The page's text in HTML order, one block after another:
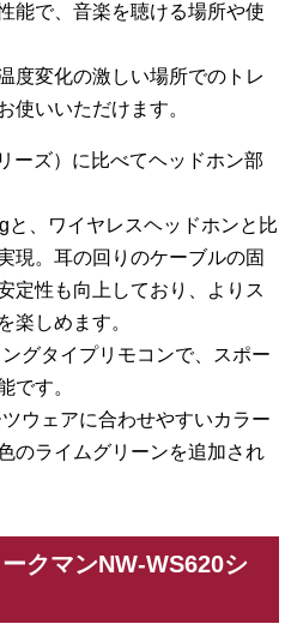
能で、音楽を聴ける場所や使
度変化の激しい場所でのトレ
使いいただけます。
ーズ）に比べてヘッドホン部
、ワイヤレスヘッドホンと比
現。耳の回りのケーブルの固
定性も向上しており、よりス
楽しめます。
グタイプリモコンで、スポー
です。
ウェアに合わせやすいカラー
のライムグリーンを追加され
クマンNW-WS620シ